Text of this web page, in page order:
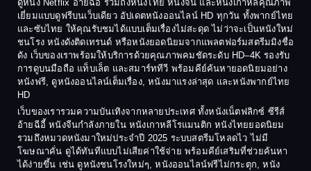
Coming-of-age ชีวิตวัยรุ่น
Crime อาชญากรรม
Crime อาชญากรรม
Culture
Dance เต้น
1986
1985
1984
1983
1982
1981
1980
1978
1974
1973
1972
1971
1970
1969
ดูหนัง Netflix อ้ายฉีอี้ รวมถึงหนังไทย หนังจีน และหนังเกาหลีคุณภาพ
เยี่ยมแบบดูฟรีบนเว็บเดียว อัปเดตหนังออนไลน์ HD ทุกวัน ทั้งพากย์ไทย
และซับไทย ให้คุณรับชมได้แบบเต็มเรื่องไม่สะดุด ไม่ว่าจะเป็นหนังใหม่
ชนโรง หนังดังติดเทรนด์ หรือหนังยอดนิยมจากแพลตฟอร์มสตรีมมิงชื่อ
ดัง เว็บของเราพร้อมให้บริการด้วยคุณภาพคมชัดระดับ HD–4K รองรับ
การดูบนมือถือ แท็บเล็ต และสมาร์ททีวี พร้อมคีย์ค้นหายอดนิยมอย่าง
หนังฟรี, ดูหนังออนไลน์เต็มเรื่อง, หนังมาแรงล่าสุด และหนังพากย์ไทย
HD
เว็บของเรารวมความบันเทิงจากหลายประเทศ ทั้งหนังเน็ตฟลิกซ์ ซีรีส์
อ้ายฉีอี้ หนังจีนกำลังภายใน หนังเกาหลีโรแมนติก หนังไทยยอดนิยม
รวมถึงหมวดหนังมาใหม่ประจำปี 2025 ระบบสตรีมโหลดไว ไม่มี
โฆษณาคั่น ดูได้ทันทีแบบไม่เสียค่าใช้จ่าย พร้อมคีย์เสริมที่ช่วยค้นหา
ได้ง่ายขึ้น เช่น ดูหนังชนโรงใหม่ๆ, หนังออนไลน์ฟรีไม่กระตุก, หนัง